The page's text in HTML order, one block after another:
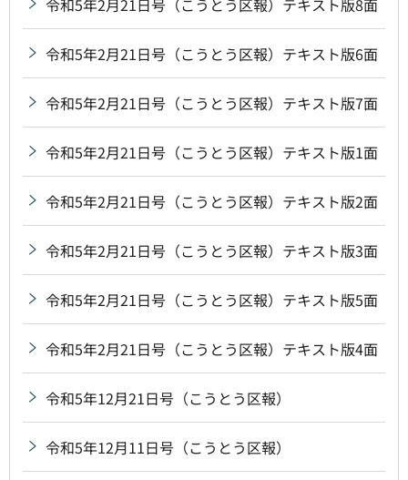
令和5年2月21日号（こうとう区報）テキスト版8面
令和5年2月21日号（こうとう区報）テキスト版6面
令和5年2月21日号（こうとう区報）テキスト版7面
令和5年2月21日号（こうとう区報）テキスト版1面
令和5年2月21日号（こうとう区報）テキスト版2面
令和5年2月21日号（こうとう区報）テキスト版3面
令和5年2月21日号（こうとう区報）テキスト版5面
令和5年2月21日号（こうとう区報）テキスト版4面
令和5年12月21日号（こうとう区報）
令和5年12月11日号（こうとう区報）